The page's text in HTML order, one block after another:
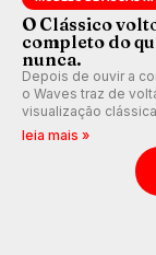
O Clássico
completo do
nunca.
Depois de ouvir a
o Waves traz de
visualização
previsão de águas
agora integrada à
plataforma e com
ondas para até 16
leia mais »